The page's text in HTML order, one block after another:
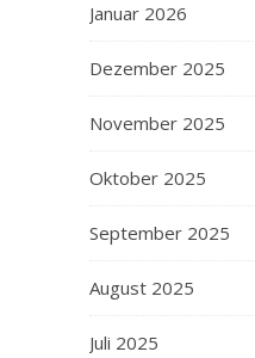
Januar 2026
Dezember 2025
November 2025
Oktober 2025
September 2025
August 2025
Juli 2025